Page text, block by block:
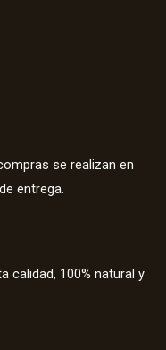
se realizan en
entrega.
calidad, 100% natural y